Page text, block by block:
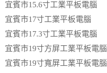
宜賓市15.6寸工業平板電腦
宜賓市17寸工業平板電腦
宜賓市17.3寸工業平板電腦
宜賓市19寸方屏工業平板電腦
宜賓市19寸寬屏工業平板電腦